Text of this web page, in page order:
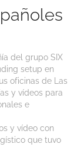
del grupo SIX
setup en
oficinas de Las
y vídeos para
e
y vídeo con
que tuvo